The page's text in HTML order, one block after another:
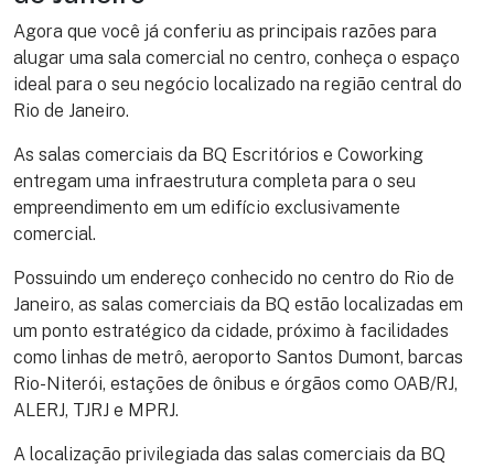
Agora que você já conferiu as principais razões para
alugar uma sala comercial no centro, conheça o espaço
ideal para o seu negócio localizado na região central do
Rio de Janeiro.
As salas comerciais da BQ Escritórios e Coworking
entregam uma infraestrutura completa para o seu
empreendimento em um edifício exclusivamente
comercial.
Possuindo um endereço conhecido no centro do Rio de
Janeiro, as salas comerciais da BQ estão localizadas em
um ponto estratégico da cidade, próximo à facilidades
como linhas de metrô, aeroporto Santos Dumont, barcas
Rio-Niterói, estações de ônibus e órgãos como OAB/RJ,
ALERJ, TJRJ e MPRJ.
A localização privilegiada das salas comerciais da BQ